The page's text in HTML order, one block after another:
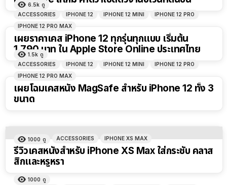
6.5k ดู
ACCESSORIES
IPHONE 12 IPHONE 12 MINI
IPHONE 12 PRO
IPHONE 12 PRO MAX
เผยราคาเคส iPhone 12 ทุกรุ่นทุกแบบ เริ่มต้น
1,790 บาท ใน Apple Store Online ประเทศไทย
1.5k ดู
ACCESSORIES
IPHONE 12 IPHONE 12 MINI
IPHONE 12 PRO
IPHONE 12 PRO MAX
เผยโฉมเคสหนัง MagSafe สำหรับ iPhone 12 ทั้ง 3
ขนาด
1000 ดู ACCESSORIES IPHONE XS MAX
รีวิวเคสหนังสำหรับ iPhone XS Max ใส่กระชับ คลาส
สิกและหรูหรา
1000 ดู